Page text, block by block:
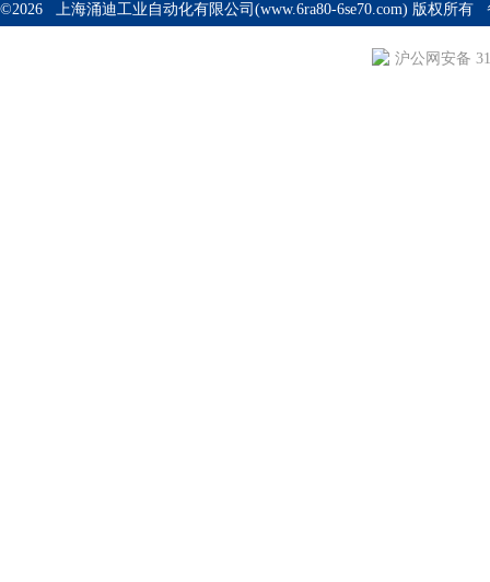
©2026 上海涌迪工业自动化有限公司(www.6ra80-6se70.com) 版权所有
沪公网安备